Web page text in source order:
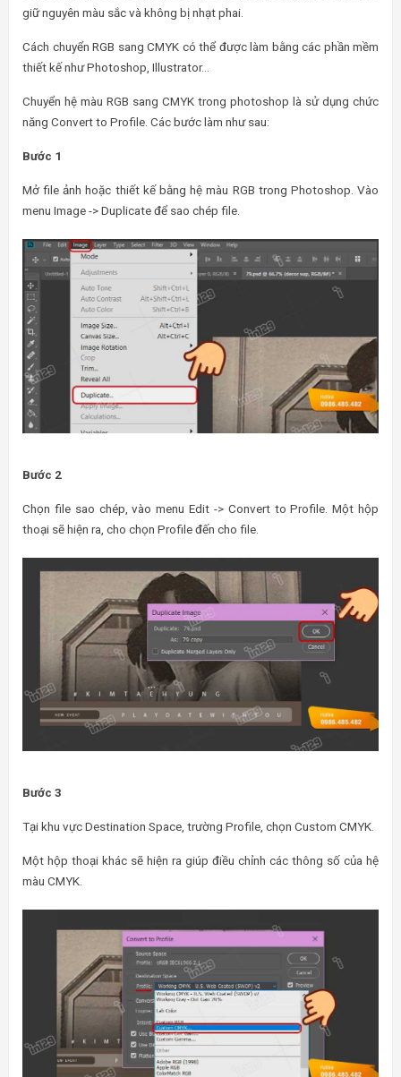
giữ nguyên màu sắc và không bị nhạt phai.
Cách chuyển RGB sang CMYK có thể được làm bằng các phần mềm
thiết kế như Photoshop, Illustrator…
Chuyển hệ màu RGB sang CMYK trong photoshop là sử dụng chức
năng Convert to Profile. Các bước làm như sau:
Bước 1
Mở file ảnh hoặc thiết kế bằng hệ màu RGB trong Photoshop. Vào
menu Image -> Duplicate để sao chép file.
Bước 2
Chọn file sao chép, vào menu Edit -> Convert to Profile. Một hộp
thoại sẽ hiện ra, cho chọn Profile đến cho file.
Bước 3
Tại khu vực Destination Space, trường Profile, chọn Custom CMYK.
Một hộp thoại khác sẽ hiện ra giúp điều chỉnh các thông số của hệ
màu CMYK.